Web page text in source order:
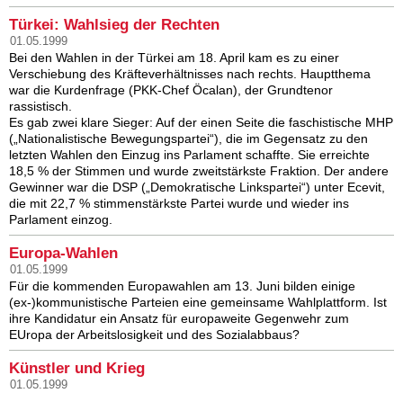
Türkei: Wahlsieg der Rechten
01.05.1999
Bei den Wahlen in der Türkei am 18. April kam es zu einer
Verschiebung des Kräfteverhältnisses nach rechts. Hauptthema
war die Kurdenfrage (PKK-Chef Öcalan), der Grundtenor
rassistisch.
Es gab zwei klare Sieger: Auf der einen Seite die faschistische MHP
(„Nationalistische Bewegungspartei“), die im Gegensatz zu den
letzten Wahlen den Einzug ins Parlament schaffte. Sie erreichte
18,5 % der Stimmen und wurde zweitstärkste Fraktion. Der andere
Gewinner war die DSP („Demokratische Linkspartei“) unter Ecevit,
die mit 22,7 % stimmenstärkste Partei wurde und wieder ins
Parlament einzog.
Europa-Wahlen
01.05.1999
Für die kommenden Europawahlen am 13. Juni bilden einige
(ex-)kommunistische Parteien eine gemeinsame Wahlplattform. Ist
ihre Kandidatur ein Ansatz für europaweite Gegenwehr zum
EUropa der Arbeitslosigkeit und des Sozialabbaus?
Künstler und Krieg
01.05.1999